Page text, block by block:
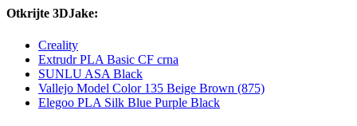
Otkrijte 3DJake:
Creality
Extrudr PLA Basic CF crna
SUNLU ASA Black
Vallejo Model Color 135 Beige Brown (875)
Elegoo PLA Silk Blue Purple Black